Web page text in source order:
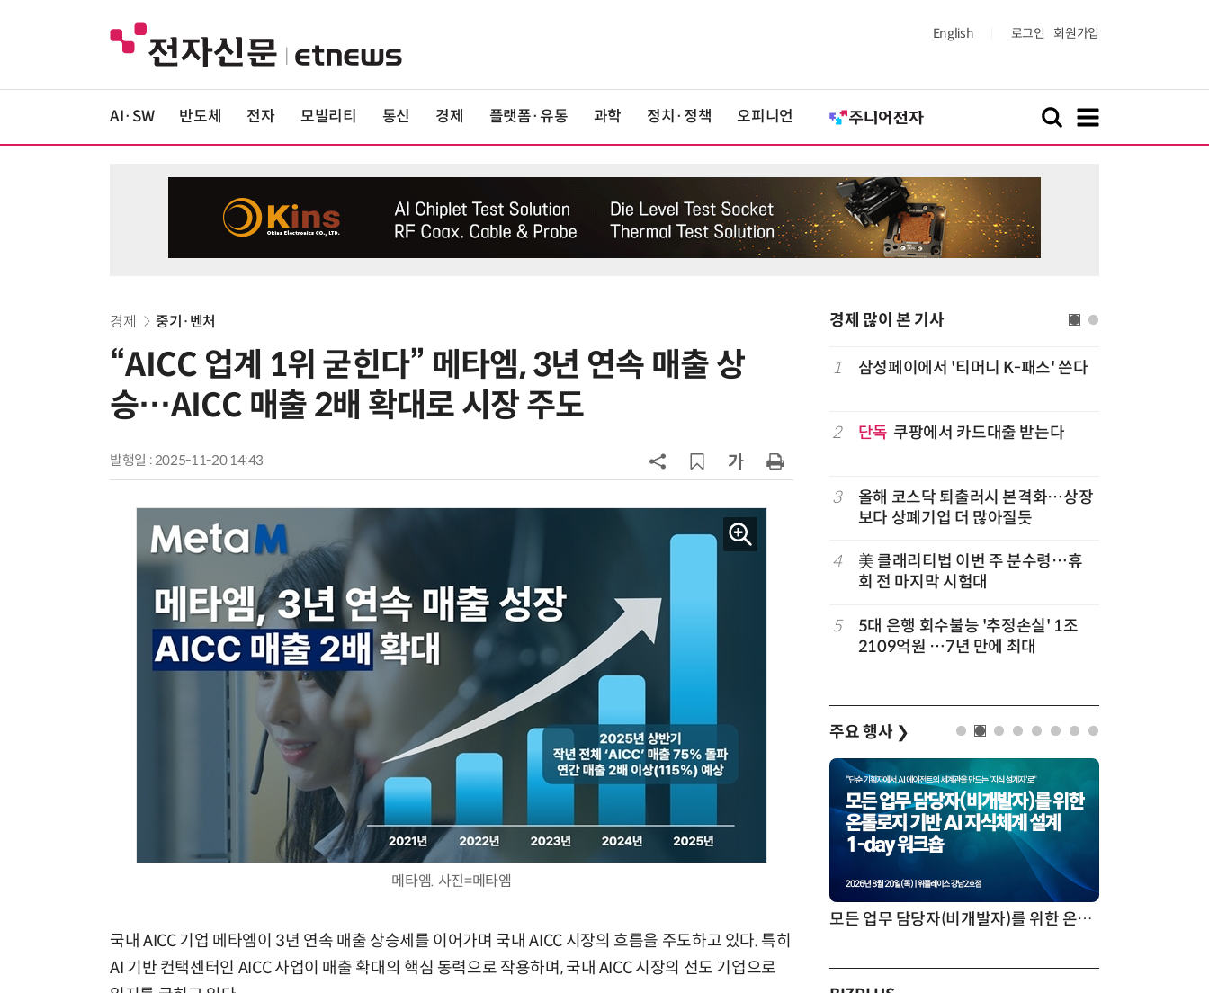
English 로그인 회원가입
AI·SW 반도체 전자 모빌리티 통신 경제 플랫폼·유통 과학 정치·정책 오피니언
경제 중기·벤처
“AICC 업계 1위 굳힌다” 메타엠, 3년 연속 매출 상
승…AICC 매출 2배 확대로 시장 주도
발행일 : 2025-11-20 14:43
메타엠. 사진=메타엠
국내 AICC 기업 메타엠이 3년 연속 매출 상승세를 이어가며 국내 AICC 시장의 흐름을 주도하고 있다. 특히
AI 기반 컨택센터인 AICC 사업이 매출 확대의 핵심 동력으로 작용하며, 국내 AICC 시장의 선도 기업으로
경제 많이 본 기사
6 단독 보험 소비자 개인정보 유출 막
는다…'보험·GA 정보보호 협의체'
구성
서 TV·모니터 '大戰'
대기업과 협력사 AI 상생 시동
10 코스피 급등에 매수 사이드카 발동
1 삼성페이에서 '티머니 K-패스' 쓴다
2 단독 쿠팡에서 카드대출 받는다
3
올해 코스닥 퇴출러시 본격화…상장
보다 상폐기업 더 많아질듯
4
美 클래리티법 이번 주 분수령…휴
회 전 마지막 시험대
5
5대 은행 회수불능 '추정손실' 1조
2109억원 …7년 만에 최대
주요 행사 ❯
모든 업무 담당자(비개발자)를 위한 온톨로지 기반 AI 지식체계 설계 1-day 워크숍